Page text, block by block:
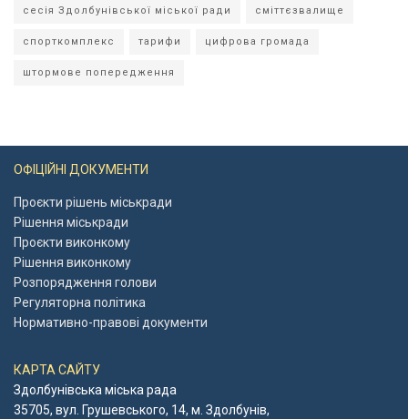
сесія Здолбунівської міської ради сміттєзвалище
спорткомплекс тарифи цифрова громада
штормове попередження
ОФІЦІЙНІ ДОКУМЕНТИ
Проєкти рішень міськради
Рішення міськради
Проєкти виконкому
Рішення виконкому
Розпорядження голови
Регуляторна політика
Нормативно-правові документи
КАРТА САЙТУ
Здолбунівська міська рада
35705, вул. Грушевського, 14, м. Здолбунів,